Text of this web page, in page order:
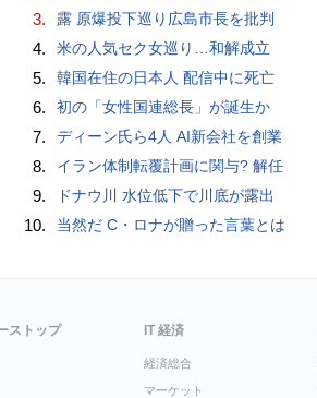
3. 露 原爆投下巡り広島市長を批判
4. 米の人気セク女巡り…和解成立
5. 韓国在住の日本人 配信中に死亡
6. 初の「女性国連総長」が誕生か
7. ディーン氏ら4人 AI新会社を創業
8. イラン体制転覆計画に関与? 解任
9. ドナウ川 水位低下で川底が露出
10. 当然だ C・ロナが贈った言葉とは
ストップ IT 経済
経済総合
マーケット